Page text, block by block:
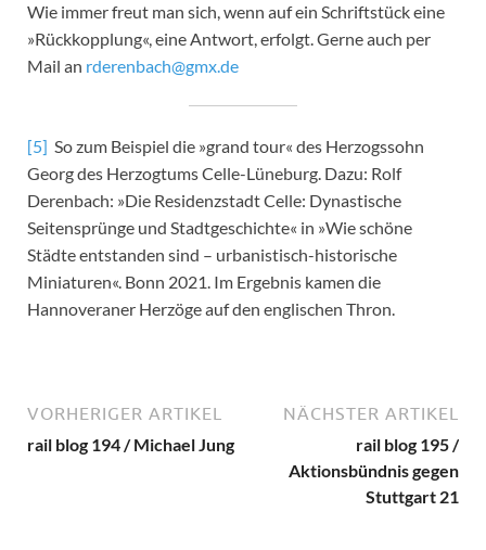
Wie immer freut man sich, wenn auf ein Schriftstück eine
»Rückkopplung«, eine Antwort, erfolgt. Gerne auch per
Mail an rderenbach@gmx.de
[5] So zum Beispiel die »grand tour« des Herzogssohn
Georg des Herzogtums Celle-Lüneburg. Dazu: Rolf
Derenbach: »Die Residenzstadt Celle: Dynastische
Seitensprünge und Stadtgeschichte« in »Wie schöne
Städte entstanden sind – urbanistisch-historische
Miniaturen«. Bonn 2021. Im Ergebnis kamen die
Hannoveraner Herzöge auf den englischen Thron.
VORHERIGER ARTIKEL
rail blog 194 / Michael Jung
NÄCHSTER ARTIKEL
rail blog 195 /
Aktionsbündnis gegen
Stuttgart 21